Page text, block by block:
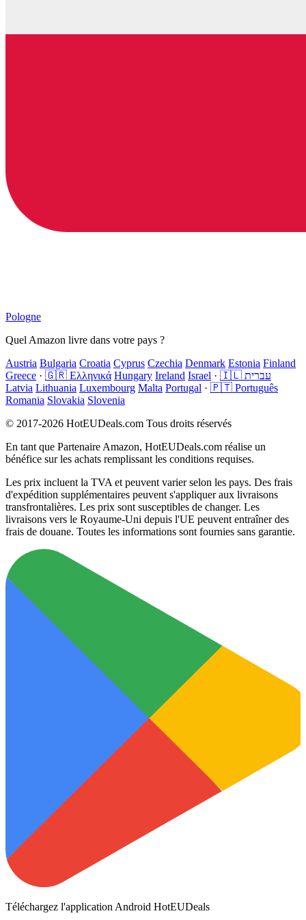
Pologne
Quel Amazon livre dans votre pays ?
Austria Bulgaria Croatia Cyprus Czechia Denmark Estonia Finland
Greece · 🇬🇷 Ελληνικά Hungary Ireland Israel ·
🇮🇱 עברית
Latvia Lithuania Luxembourg Malta Portugal · 🇵🇹 Português
Romania Slovakia Slovenia
© 2017-2026 HotEUDeals.com Tous droits réservés
En tant que Partenaire Amazon, HotEUDeals.com réalise un
bénéfice sur les achats remplissant les conditions requises.
Les prix incluent la TVA et peuvent varier selon les pays. Des frais
d'expédition supplémentaires peuvent s'appliquer aux livraisons
transfrontalières. Les prix sont susceptibles de changer. Les
livraisons vers le Royaume-Uni depuis l'UE peuvent entraîner des
frais de douane. Toutes les informations sont fournies sans garantie.
Téléchargez l'application Android HotEUDeals